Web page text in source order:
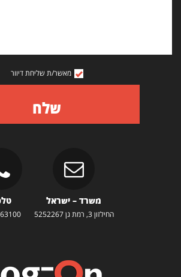
מאשר/ת שליחת דיוור
שלח
משרד – ישראל
החילזון 3, רמת גן 5252267